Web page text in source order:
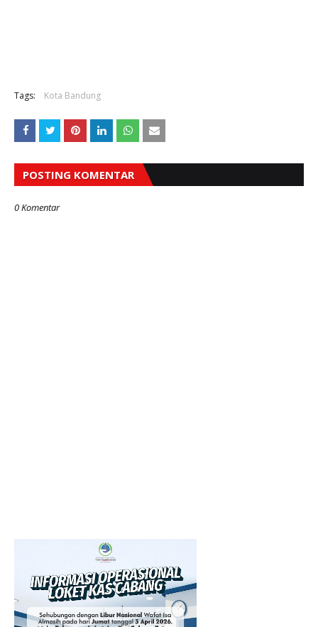
Tags: Kota Bandung
POSTING KOMENTAR
0 Komentar